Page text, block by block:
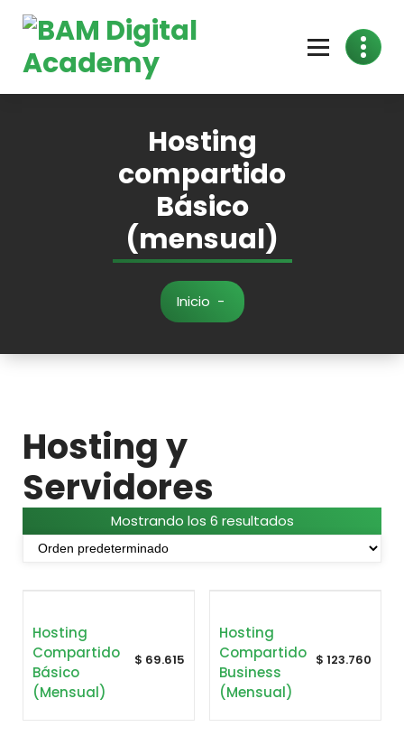
Hosting
compartido
Básico
(mensual)
Inicio -
Hosting y
Servidores
Mostrando los 6 resultados
Hosting
Compartido
Básico
(mensual)
$ 69.615
Hosting
Compartido
Business
(mensual)
$ 123.760